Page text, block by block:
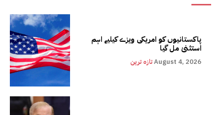
پاکستانیوں کو امریکی ویزے کیلیے اہم
استثنیٰ مل گیا
تازہ ترینAugust 4, 2026